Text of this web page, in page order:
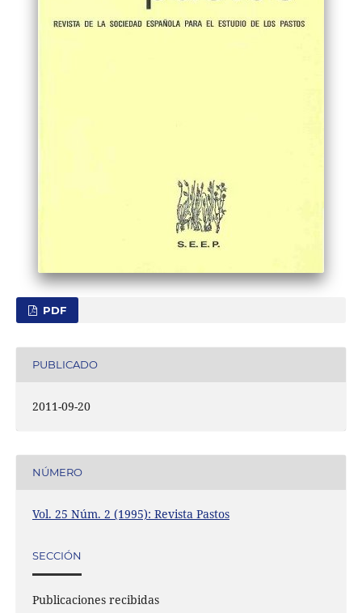
PDF
PUBLICADO
2011-09-20
NÚMERO
Vol. 25 Núm. 2 (1995): Revista Pastos
SECCIÓN
Publicaciones recibidas